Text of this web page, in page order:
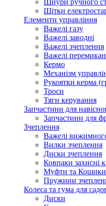
Шнури ручного
Щітки
Елементи управління
Важелі газу
Важелі заводні
Важелі зчеплення
Важелі
Кермо
Механізм
Рукоятки керма
Троси
Тяги керування
Запчастини для
Запчастини для
Зчеплення
Важелі
Вилки зчеплення
Диски зчеплення
Ковпаки захисні
Муфти та Кошики
Пружини
Колеса та гума для
Диски